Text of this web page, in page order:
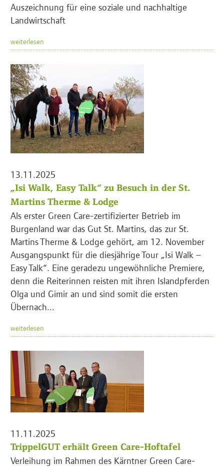
Auszeichnung für eine soziale und nachhaltige
Landwirtschaft
weiterlesen
13.11.2025
„Isi Walk, Easy Talk“ zu Besuch in der St.
Martins Therme & Lodge
Als erster Green Care-zertifizierter Betrieb im
Burgenland war das Gut St. Martins, das zur St.
Martins Therme & Lodge gehört, am 12. November
Ausgangspunkt für die diesjährige Tour „Isi Walk –
Easy Talk“. Eine geradezu ungewöhnliche Premiere,
denn die Reiterinnen reisten mit ihren Islandpferden
Olga und Gimir an und sind somit die ersten
Übernach...
weiterlesen
11.11.2025
TrippelGUT erhält Green Care-Hoftafel
Verleihung im Rahmen des Kärntner Green Care-